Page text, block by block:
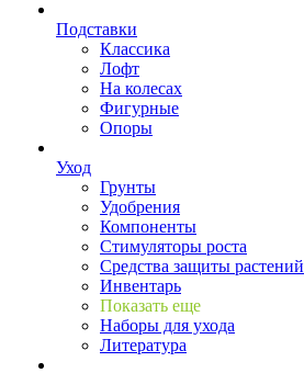
Подставки
Классика
Лофт
На колесах
Фигурные
Опоры
Уход
Грунты
Удобрения
Компоненты
Стимуляторы роста
Средства защиты растений
Инвентарь
Показать еще
Наборы для ухода
Литература